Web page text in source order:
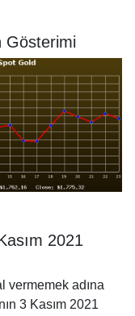
Gösterimi
2021
vermemek adına
3 Kasım 2021